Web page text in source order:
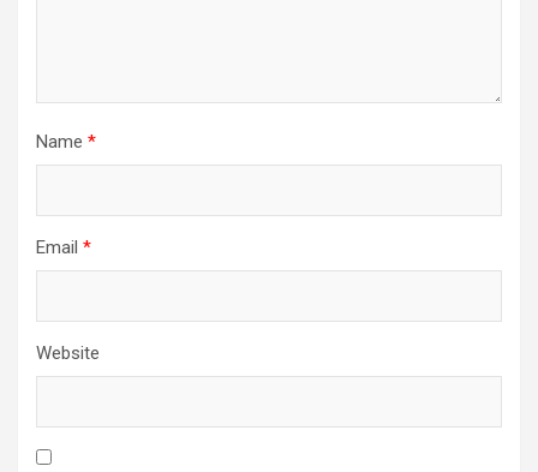
Name *
Email *
Website